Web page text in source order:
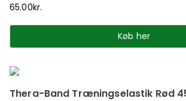
65.00kr.
Køb her
Thera-Band Træningselastik Rød